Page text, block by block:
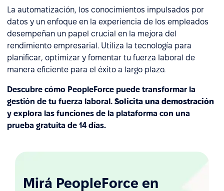
La automatización, los conocimientos impulsados por
datos y un enfoque en la experiencia de los empleados
desempeñan un papel crucial en la mejora del
rendimiento empresarial. Utiliza la tecnología para
planificar, optimizar y fomentar tu fuerza laboral de
manera eficiente para el éxito a largo plazo.
Descubre cómo PeopleForce puede transformar la
gestión de tu fuerza laboral. Solicita una demostración
y explora las funciones de la plataforma con una
prueba gratuita de 14 días.
Mirá PeopleForce en